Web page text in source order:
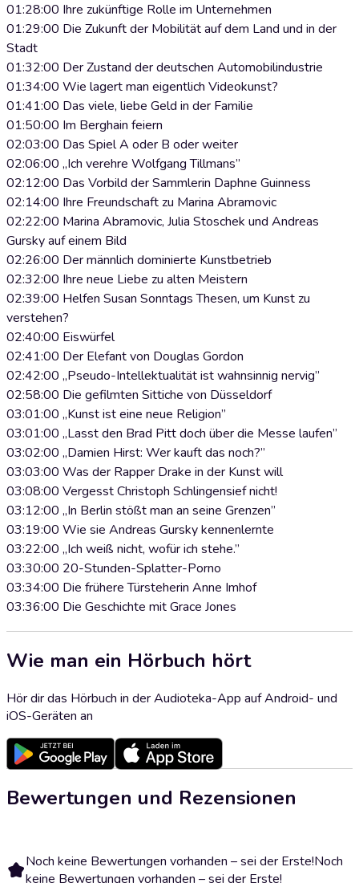
01:28:00 Ihre zukünftige Rolle im Unternehmen
01:29:00 Die Zukunft der Mobilität auf dem Land und in der
Stadt
01:32:00 Der Zustand der deutschen Automobilindustrie
01:34:00 Wie lagert man eigentlich Videokunst?
01:41:00 Das viele, liebe Geld in der Familie
01:50:00 Im Berghain feiern
02:03:00 Das Spiel A oder B oder weiter
02:06:00 „Ich verehre Wolfgang Tillmans”
02:12:00 Das Vorbild der Sammlerin Daphne Guinness
02:14:00 Ihre Freundschaft zu Marina Abramovic
02:22:00 Marina Abramovic, Julia Stoschek und Andreas
Gursky auf einem Bild
02:26:00 Der männlich dominierte Kunstbetrieb
02:32:00 Ihre neue Liebe zu alten Meistern
02:39:00 Helfen Susan Sonntags Thesen, um Kunst zu
verstehen?
02:40:00 Eiswürfel
02:41:00 Der Elefant von Douglas Gordon
02:42:00 „Pseudo-Intellektualität ist wahnsinnig nervig”
02:58:00 Die gefilmten Sittiche von Düsseldorf
03:01:00 „Kunst ist eine neue Religion”
03:01:00 „Lasst den Brad Pitt doch über die Messe laufen”
03:02:00 „Damien Hirst: Wer kauft das noch?”
03:03:00 Was der Rapper Drake in der Kunst will
03:08:00 Vergesst Christoph Schlingensief nicht!
03:12:00 „In Berlin stößt man an seine Grenzen”
03:19:00 Wie sie Andreas Gursky kennenlernte
03:22:00 „Ich weiß nicht, wofür ich stehe.”
03:30:00 20-Stunden-Splatter-Porno
03:34:00 Die frühere Türsteherin Anne Imhof
03:36:00 Die Geschichte mit Grace Jones
Wie man ein Hörbuch hört
Hör dir das Hörbuch in der Audioteka-App auf Android- und
iOS-Geräten an
Bewertungen und Rezensionen
Noch keine Bewertungen vorhanden – sei der Erste!Noch
keine Bewertungen vorhanden – sei der Erste!